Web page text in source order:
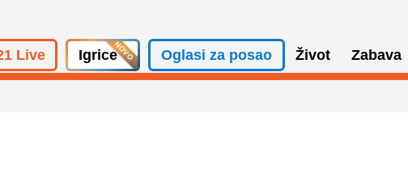
Live Igrice Oglasi za posao Život Zabava